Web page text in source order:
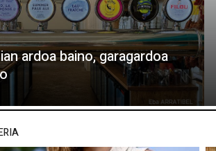
ardoa baino, garagardoa